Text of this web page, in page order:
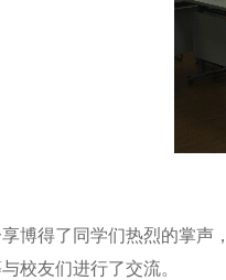
得了同学们热烈的掌声，
校友们进行了交流。